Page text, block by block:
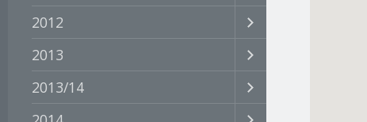
2012
2013
2013/14